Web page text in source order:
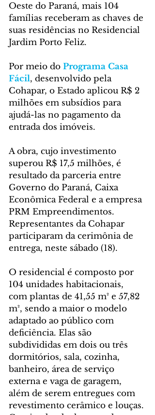
Oeste do Paraná, mais 104
famílias receberam as chaves de
suas residências no Residencial
Jardim Porto Feliz.
Por meio do Programa Casa
Fácil, desenvolvido pela
Cohapar, o Estado aplicou R$ 2
milhões em subsídios para
ajudá-las no pagamento da
entrada dos imóveis.
A obra, cujo investimento
superou R$ 17,5 milhões, é
resultado da parceria entre
Governo do Paraná, Caixa
Econômica Federal e a empresa
PRM Empreendimentos.
Representantes da Cohapar
participaram da cerimônia de
entrega, neste sábado (18).
O residencial é composto por
104 unidades habitacionais,
com plantas de 41,55 m² e 57,82
m², sendo a maior o modelo
adaptado ao público com
deficiência. Elas são
subdivididas em dois ou três
dormitórios, sala, cozinha,
banheiro, área de serviço
externa e vaga de garagem,
além de serem entregues com
revestimento cerâmico e louças.